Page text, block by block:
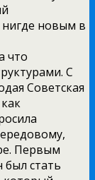
новым в
что
С
Советская
Первым
стать